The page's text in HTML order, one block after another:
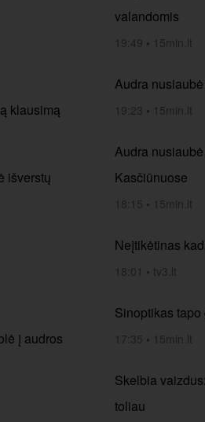
klausimą
išverstų
į audros
valandomis
19:49 • 15min.lt
Audra
19:23 • 15min.lt
Audra
Kasčiūnuose
18:15 • 15min.lt
Neįtikėtinas
18:01 • tv3.lt
Sinoptikas
17:35 • 15min.lt
Skelbia
toliau